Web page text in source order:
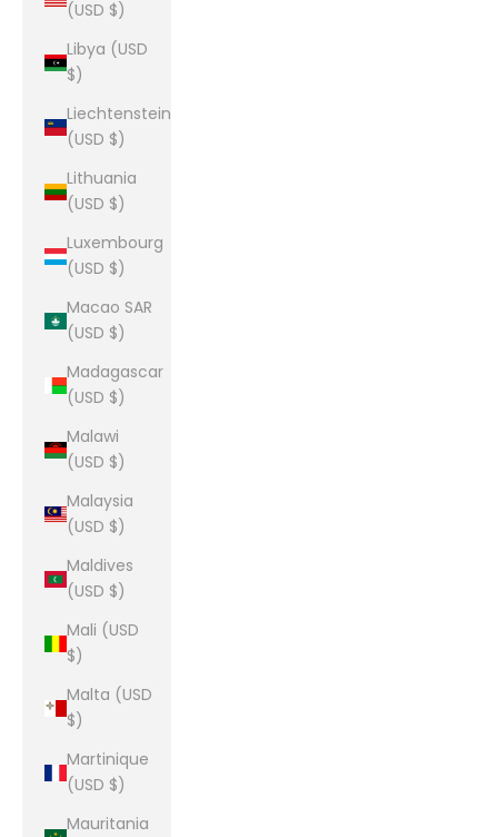
(USD $)
Libya (USD
$)
Liechtenstein
(USD $)
Lithuania
(USD $)
Luxembourg
(USD $)
Macao SAR
(USD $)
Madagascar
(USD $)
Malawi
(USD $)
Malaysia
(USD $)
Maldives
(USD $)
Mali (USD
$)
Malta (USD
$)
Martinique
(USD $)
Mauritania